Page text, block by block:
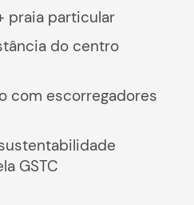
praia particular
do centro
com escorregadores
GSTC